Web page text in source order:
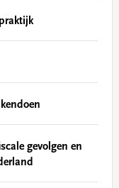
gevolgen en